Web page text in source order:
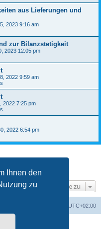
Ihnen den
zu
aus Lieferungen und
2023 9:16 am
zur Bilanzstetigkeit
2023 12:05 pm
2022 9:59 am
2022 7:25 pm
2022 6:54 pm
Gehe zu
UTC+02:00
© phpBB Limited